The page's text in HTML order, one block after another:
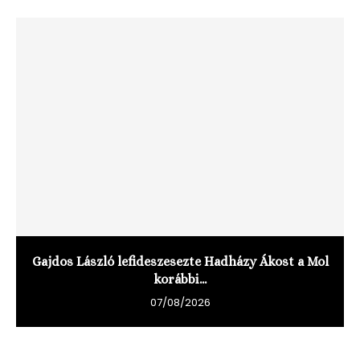
Gajdos László lefideszesezte Hadházy Ákost a Mol
korábbi...
07/08/2026